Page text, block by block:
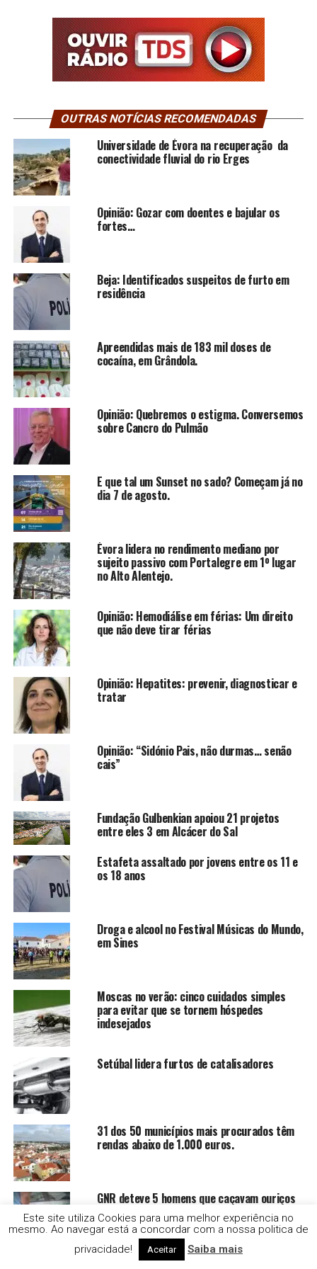
OUTRAS NOTÍCIAS RECOMENDADAS
Universidade de Évora na recuperação da
conectividade fluvial do rio Erges
Opinião: Gozar com doentes e bajular os
fortes…
Beja: Identificados suspeitos de furto em
residência
Apreendidas mais de 183 mil doses de
cocaína, em Grândola.
Opinião: Quebremos o estigma. Conversemos
sobre Cancro do Pulmão
E que tal um Sunset no sado? Começam já no
dia 7 de agosto.
Évora lidera no rendimento mediano por
sujeito passivo com Portalegre em 1º lugar
no Alto Alentejo.
Opinião: Hemodiálise em férias: Um direito
que não deve tirar férias
Opinião: Hepatites: prevenir, diagnosticar e
tratar
Opinião: “Sidónio Pais, não durmas… senão
cais”
Fundação Gulbenkian apoiou 21 projetos
entre eles 3 em Alcácer do Sal
Estafeta assaltado por jovens entre os 11 e
os 18 anos
Droga e alcool no Festival Músicas do Mundo,
em Sines
Moscas no verão: cinco cuidados simples
para evitar que se tornem hóspedes
indesejados
Setúbal lidera furtos de catalisadores
31 dos 50 municípios mais procurados têm
rendas abaixo de 1.000 euros.
GNR deteve 5 homens que caçavam ouriços
Alcácer investe 7 milhões no
Este site utiliza Cookies para uma melhor experiência no
mesmo. Ao navegar está a concordar com a nossa politica de
privacidade!
Aceitar Saiba mais